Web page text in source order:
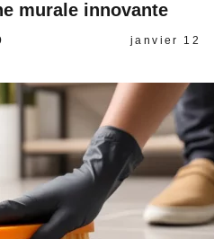
murale innovante
janvier 12